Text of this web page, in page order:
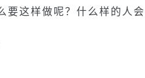
要这样做呢？什么样的人